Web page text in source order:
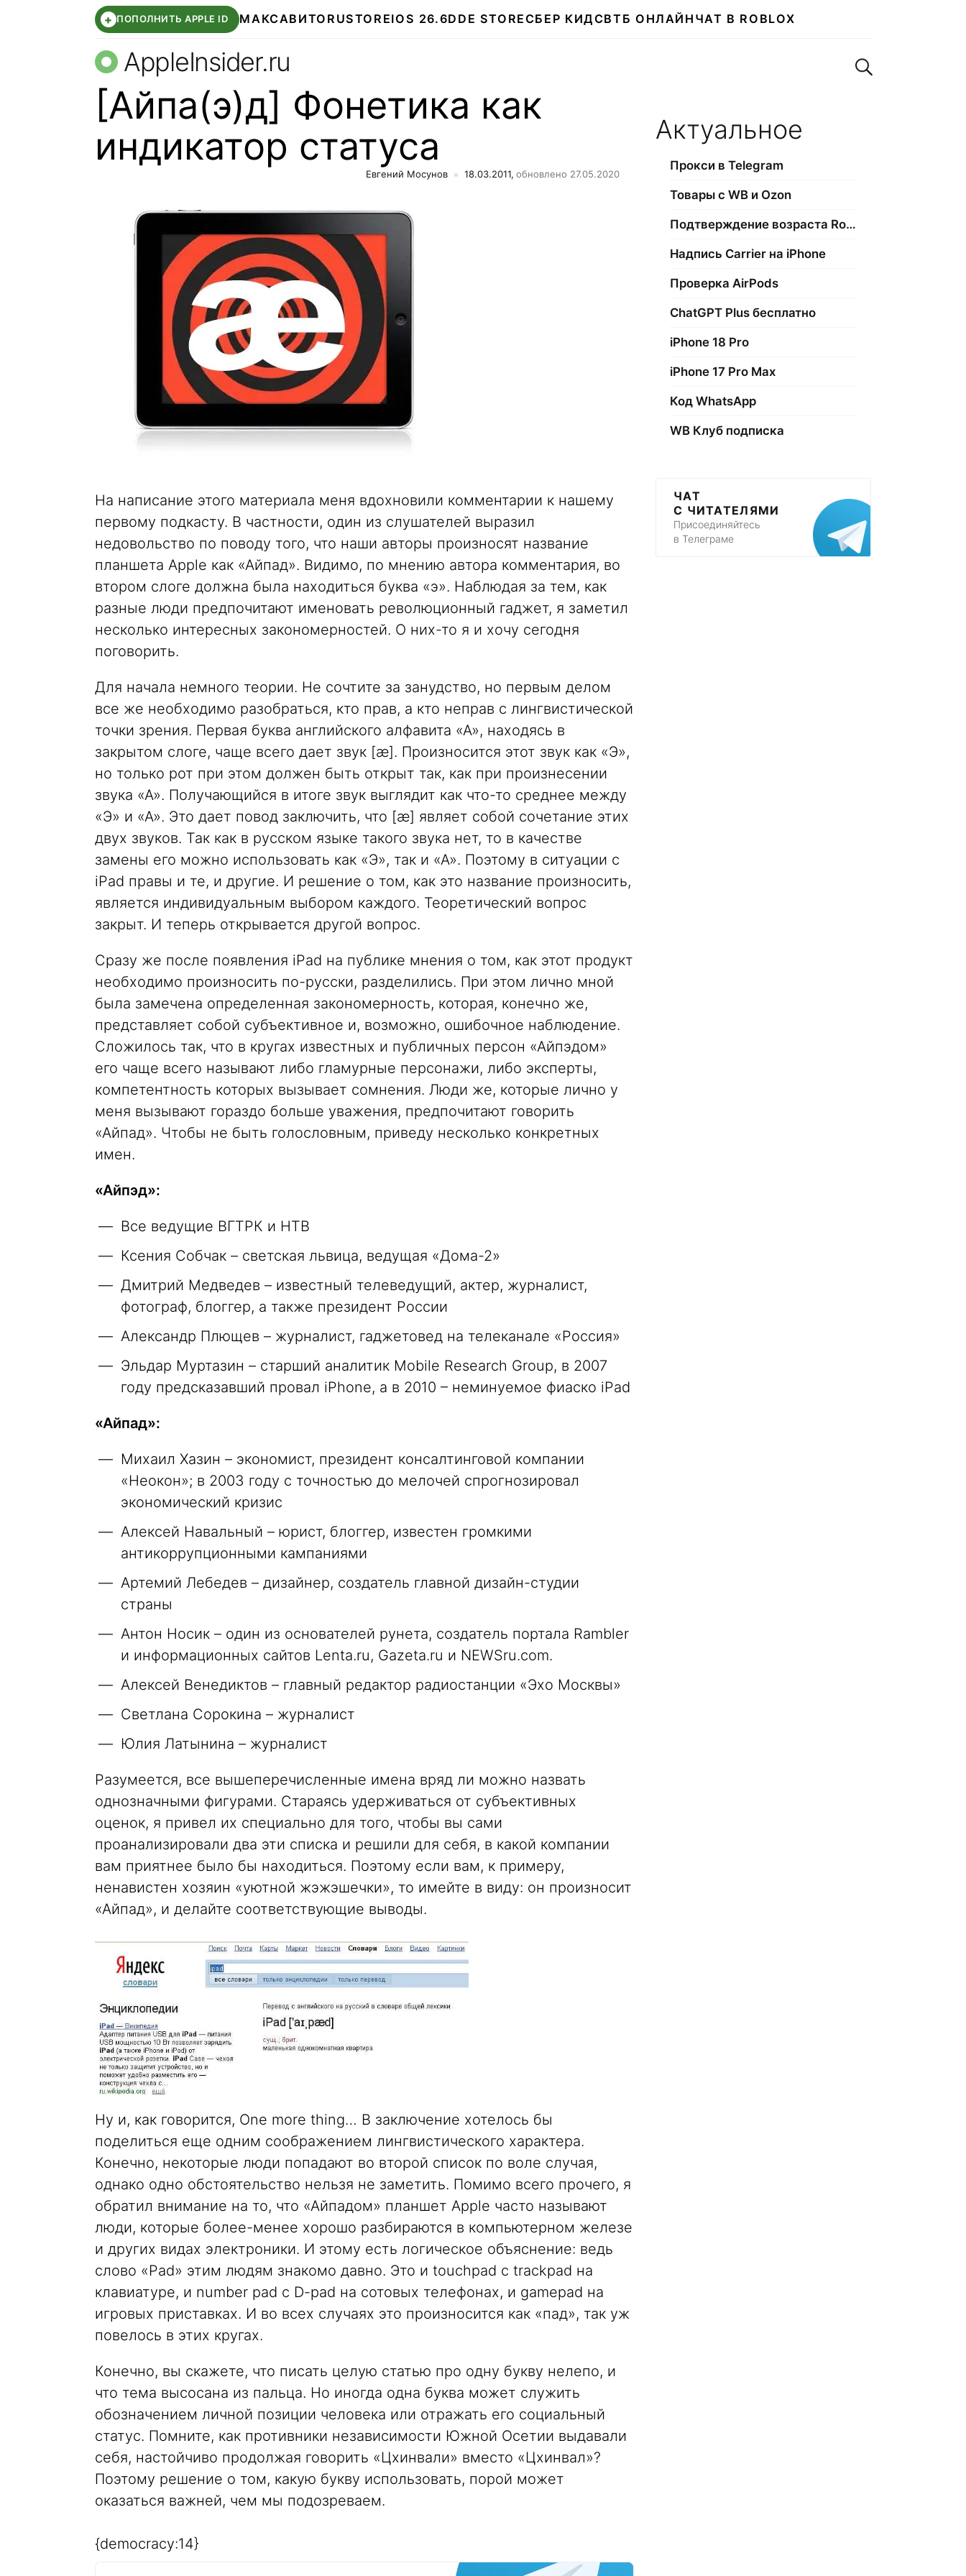
+ ПОПОЛНИТЬ APPLE ID МАКСАВИТО RUSTOREIOS 26.6DDE STORE СБЕР КИДСВТБ ОНЛАЙН ЧАТ В ROBLOX
AppleInsider.ru Поиск по сайту
[Айпа(э)д] Фонетика как
индикатор статуса
Евгений Мосунов 18.03.2011, обновлено 27.05.2020
На написание этого материала меня вдохновили комментарии к нашему
первому подкасту. В частности, один из слушателей выразил
недовольство по поводу того, что наши авторы произносят название
планшета Apple как «Айпад». Видимо, по мнению автора комментария, во
втором слоге должна была находиться буква «э». Наблюдая за тем, как
разные люди предпочитают именовать революционный гаджет, я заметил
несколько интересных закономерностей. О них-то я и хочу сегодня
поговорить.
Для начала немного теории. Не сочтите за занудство, но первым делом
все же необходимо разобраться, кто прав, а кто неправ с лингвистической
точки зрения. Первая буква английского алфавита «А», находясь в
закрытом слоге, чаще всего дает звук [æ]. Произносится этот звук как «Э»,
но только рот при этом должен быть открыт так, как при произнесении
звука «А». Получающийся в итоге звук выглядит как что-то среднее между
«Э» и «А». Это дает повод заключить, что [æ] являет собой сочетание этих
двух звуков. Так как в русском языке такого звука нет, то в качестве
замены его можно использовать как «Э», так и «А». Поэтому в ситуации с
iPad правы и те, и другие. И решение о том, как это название произносить,
является индивидуальным выбором каждого. Теоретический вопрос
закрыт. И теперь открывается другой вопрос.
Сразу же после появления iPad на публике мнения о том, как этот продукт
необходимо произносить по-русски, разделились. При этом лично мной
была замечена определенная закономерность, которая, конечно же,
представляет собой субъективное и, возможно, ошибочное наблюдение.
Сложилось так, что в кругах известных и публичных персон «Айпэдом»
его чаще всего называют либо гламурные персонажи, либо эксперты,
компетентность которых вызывает сомнения. Люди же, которые лично у
меня вызывают гораздо больше уважения, предпочитают говорить
«Айпад». Чтобы не быть голословным, приведу несколько конкретных
имен.
«Айпэд»:
Все ведущие ВГТРК и НТВ
Ксения Собчак – светская львица, ведущая «Дома-2»
Дмитрий Медведев – известный телеведущий, актер, журналист,
фотограф, блоггер, а также президент России
Александр Плющев – журналист, гаджетовед на телеканале «Россия»
Эльдар Муртазин – старший аналитик Mobile Research Group, в 2007
году предсказавший провал iPhone, а в 2010 – неминуемое фиаско iPad
«Айпад»:
Михаил Хазин – экономист, президент консалтинговой компании
«Неокон»; в 2003 году с точностью до мелочей спрогнозировал
экономический кризис
Алексей Навальный – юрист, блоггер, известен громкими
антикоррупционными кампаниями
Артемий Лебедев – дизайнер, создатель главной дизайн-студии
страны
Антон Носик – один из основателей рунета, создатель портала Rambler
и информационных сайтов Lenta.ru, Gazeta.ru и NEWSru.com.
Алексей Венедиктов – главный редактор радиостанции «Эхо Москвы»
Светлана Сорокина – журналист
Юлия Латынина – журналист
Разумеется, все вышеперечисленные имена вряд ли можно назвать
однозначными фигурами. Стараясь удерживаться от субъективных
оценок, я привел их специально для того, чтобы вы сами
проанализировали два эти списка и решили для себя, в какой компании
вам приятнее было бы находиться. Поэтому если вам, к примеру,
ненавистен хозяин «уютной жэжэшечки», то имейте в виду: он произносит
«Айпад», и делайте соответствующие выводы.
Ну и, как говорится, One more thing… В заключение хотелось бы
поделиться еще одним соображением лингвистического характера.
Конечно, некоторые люди попадают во второй список по воле случая,
однако одно обстоятельство нельзя не заметить. Помимо всего прочего, я
обратил внимание на то, что «Айпадом» планшет Apple часто называют
люди, которые более-менее хорошо разбираются в компьютерном железе
и других видах электроники. И этому есть логическое объяснение: ведь
слово «Pad» этим людям знакомо давно. Это и touchpad с trackpad на
клавиатуре, и number pad с D-pad на сотовых телефонах, и gamepad на
игровых приставках. И во всех случаях это произносится как «пад», так уж
повелось в этих кругах.
Конечно, вы скажете, что писать целую статью про одну букву нелепо, и
что тема высосана из пальца. Но иногда одна буква может служить
обозначением личной позиции человека или отражать его социальный
статус. Помните, как противники независимости Южной Осетии выдавали
себя, настойчиво продолжая говорить «Цхинвали» вместо «Цхинвал»?
Поэтому решение о том, какую букву использовать, порой может
оказаться важней, чем мы подозреваем.
{democracy:14}
Актуальное
Прокси в Telegram
Товары с WB и Ozon
Подтверждение возраста Roblox
Надпись Carrier на iPhone
Проверка AirPods
ChatGPT Plus бесплатно
iPhone 18 Pro
iPhone 17 Pro Max
Код WhatsApp
WB Клуб подписка
ЧАТ
С ЧИТАТЕЛЯМИ
Присоединяйтесь
в Телеграме